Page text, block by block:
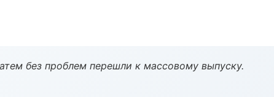
без проблем перешли к массовому выпуску.